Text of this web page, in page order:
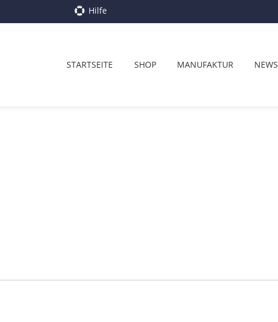
Hilfe
STARTSEITE SHOP MANUFAKTUR NEWS